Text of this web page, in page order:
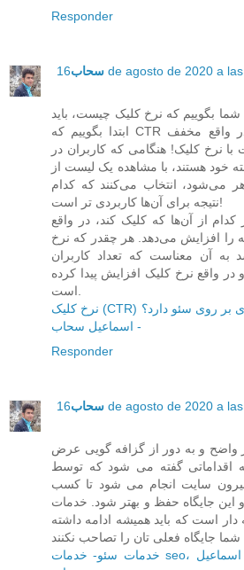
Responder
سحاب 16 de agosto de 2020 a
شما بگوییم که نرخ کلیک چیست، باید
ابتدا بگوییم که CTR در واقع مخفف Click Through Rate که
نرخ کلیک! هنگامی که کاربران در
خود هستند، با مشاهده یک لیست از
می‌شود، انتخاب می‌کنند که کدام
نتیجه برای آن‌ها کاربردی تر است!
از آن‌ها که کلیک کند، در واقع
را افزایش می‌دهد. هر چقدر که نرخ
به آن معناست که تعداد کاربران
واقع نرخ کلیک افزایش پیدا کرده
است.
نرخ کلیک (CTR) چیست؟ ونرخ کلیک چه تاثیری بر روی سئو دارد؟
- اسماعیل سحاب
Responder
سحاب 16 de agosto de 2020 a
و به دور از گزافه گویی عرض
اقداماتی گفته می شود که توسط
سایت انجام می شود تا کسب
و این جایگاه حفظ و بهتر شود. خدمات
دار است که باید همیشه ادامه داشته
شما جایگاه فعلی تان را تصاحب نکنند
خدمات سئو- خدمات seo، انجام خدمات سئو سایت - اسماعیل